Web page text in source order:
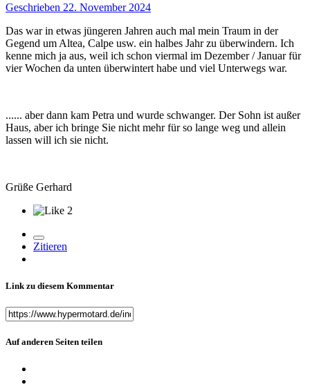
Geschrieben 22. November 2024
Das war in etwas jüngeren Jahren auch mal mein Traum in der
Gegend um Altea, Calpe usw. ein halbes Jahr zu überwindern. Ich
kenne mich ja aus, weil ich schon viermal im Dezember / Januar für
vier Wochen da unten überwintert habe und viel Unterwegs war.
...... aber dann kam Petra und wurde schwanger. Der Sohn ist außer
Haus, aber ich bringe Sie nicht mehr für so lange weg und allein
lassen will ich sie nicht.
Grüße Gerhard
2
Zitieren
Link zu diesem Kommentar
Auf anderen Seiten teilen